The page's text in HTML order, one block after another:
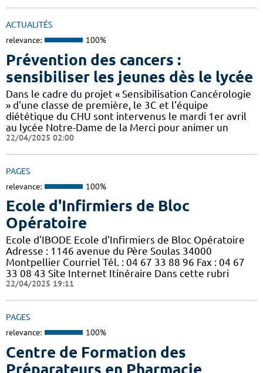
ACTUALITÉS
relevance: 100%
Prévention des cancers :
sensibiliser les jeunes dès le lycée
Dans le cadre du projet « Sensibilisation Cancérologie
» d'une classe de première, le 3C et l'équipe
diététique du CHU sont intervenus le mardi 1er avril
au lycée Notre-Dame de la Merci pour animer un
22/04/2025 02:00
PAGES
relevance: 100%
Ecole d'Infirmiers de Bloc
Opératoire
Ecole d'IBODE Ecole d'Infirmiers de Bloc Opératoire
Adresse : 1146 avenue du Père Soulas 34000
Montpellier Courriel Tél. : 04 67 33 88 96 Fax : 04 67
33 08 43 Site Internet Itinéraire Dans cette rubri
22/04/2025 19:11
PAGES
relevance: 100%
Centre de Formation des
Préparateurs en Pharmacie